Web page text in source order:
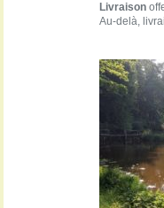
Livraison
Au-delà,